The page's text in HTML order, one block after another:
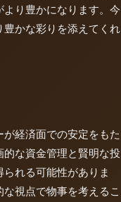
り豊かになります。今
かな彩りを添えてくれ
経済面での安定をもた
な資金管理と賢明な投
れる可能性がありま
視点で物事を考えるこ